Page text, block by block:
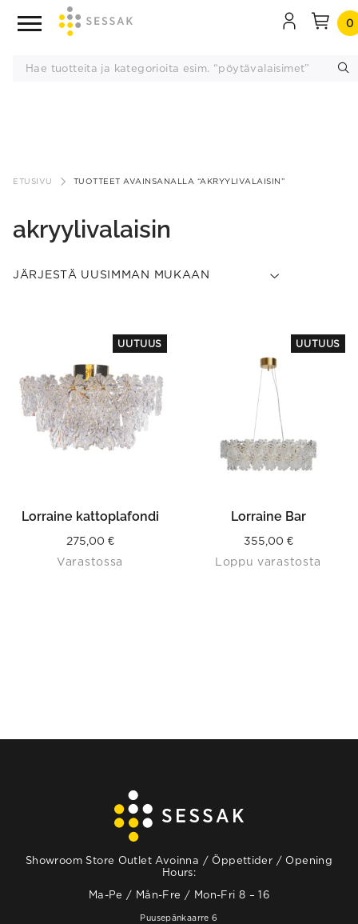
sisältöön
0
ETUSIVU TUOTTEET AVAINSANALLA “AKRYYLIVALAISIN”
akryylivalaisin
UUTUUS
Lorraine kattoplafondi
275,00 €
Varastossa
UUTUUS
Lorraine Bar
355,00 €
Loppu varastosta
Showroom Store Outlet Avoinna / Öppettider / Opening
Hours:
Ma-Pe / Mån-Fre / Mon-Fri 8 – 16
Puusepänkaarre 6